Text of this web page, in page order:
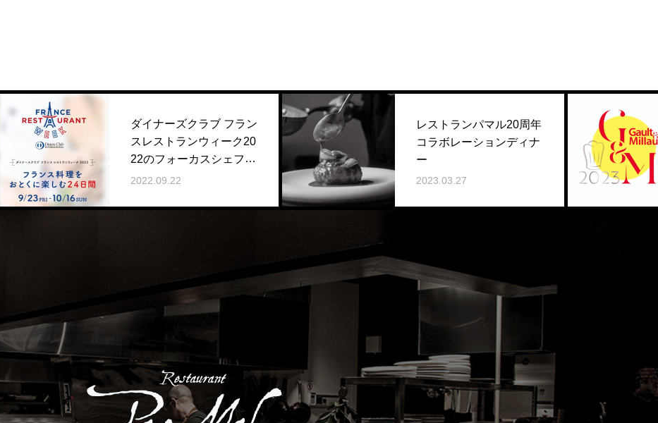
ダイナーズクラブ フラン
スレストランウィーク20
22のフォーカスシェフに
選出されました
2022.09.22
レストランパマル20周年
コラボレーションディナ
2023.03.27